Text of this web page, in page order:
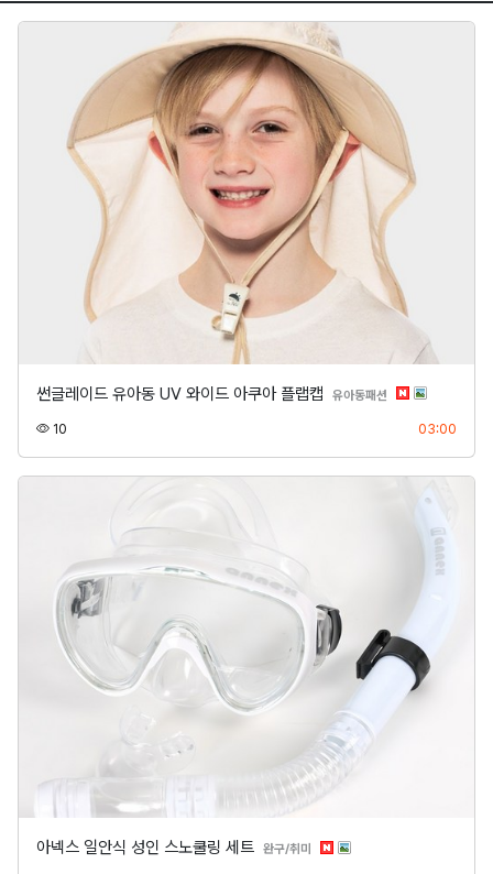
썬글레이드 유아동 UV 와이드 아쿠아 플랩캡 유아동패션 분류
10 03:00
아넥스 일안식 성인 스노쿨링 세트 완구/취미 분류